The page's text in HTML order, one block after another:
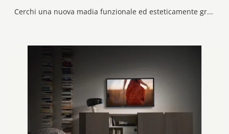
Cerchi una nuova madia funzionale ed esteticamente gradevole dalle linee moderne? Ti presentiamo il modello Day Collection di Alf Da Frè, realizzato ...